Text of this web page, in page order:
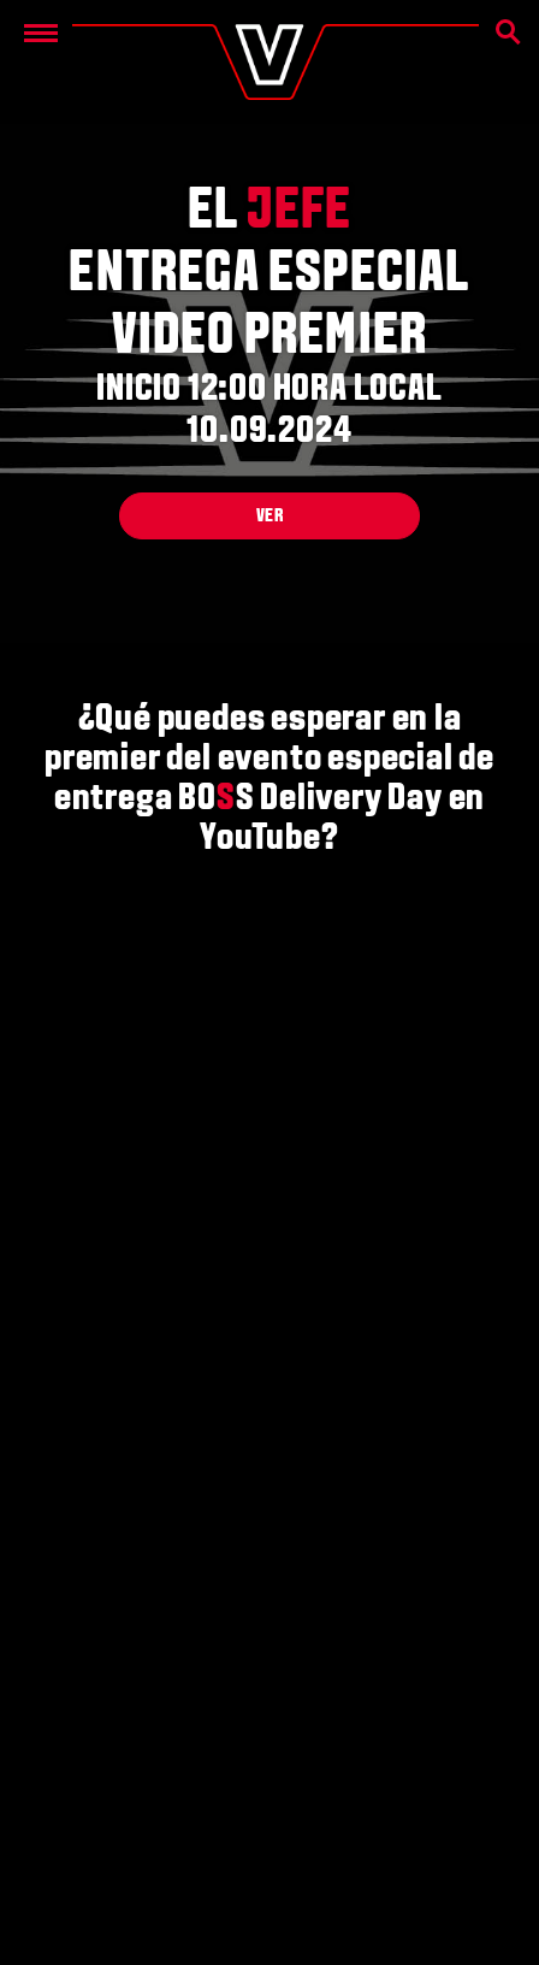
Menu
EL JEFE
ENTREGA ESPECIAL
VIDEO PREMIER
INICIO 12:00 HORA LOCAL
10.09.2024
VER
¿Qué puedes esperar en la
premier del evento especial de
entrega BOSS Delivery Day en
YouTube?